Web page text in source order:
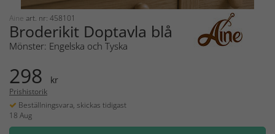
Aine art. nr: 458101
Broderikit Doptavla blå
Mönster: Engelska och Tyska
298 kr
Prishistorik
Beställningsvara, skickas tidigast
18 Aug